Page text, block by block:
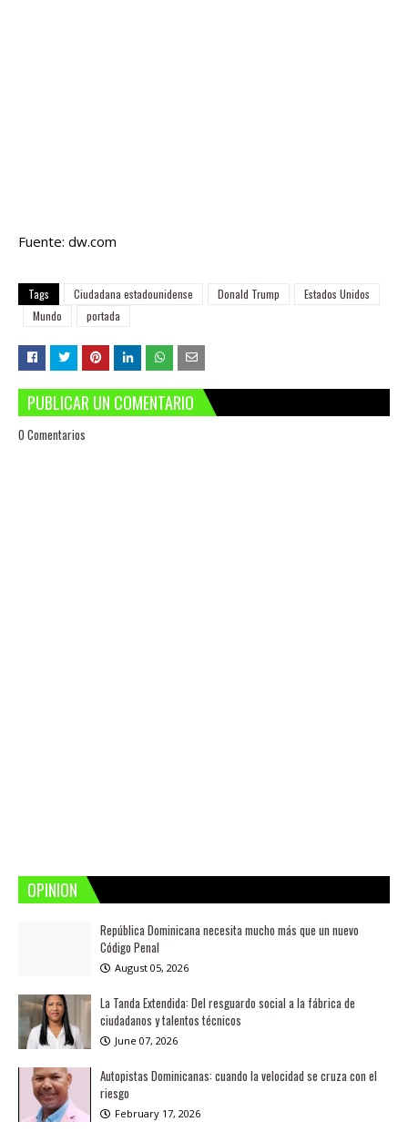
Fuente: dw.com
Tags Ciudadana estadounidense Donald Trump
Estados Unidos
Mundo
portada
PUBLICAR UN COMENTARIO
0 Comentarios
OPINION
República Dominicana necesita mucho más que un nuevo
Código Penal
August 05, 2026
La Tanda Extendida: Del resguardo social a la fábrica de
ciudadanos y talentos técnicos
June 07, 2026
Autopistas Dominicanas: cuando la velocidad se cruza con el
riesgo
February 17, 2026